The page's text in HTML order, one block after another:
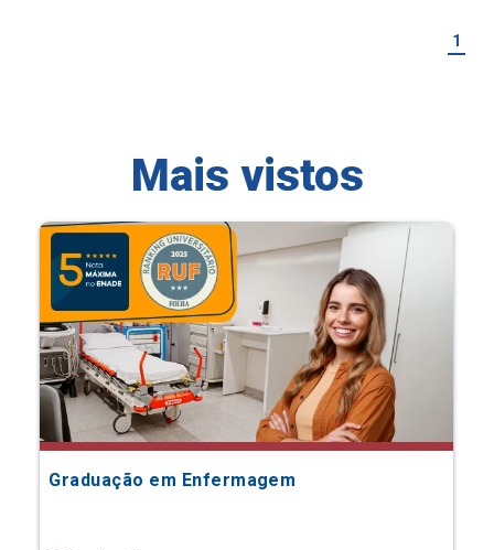
1
Mais vistos
Graduação em Enfermagem